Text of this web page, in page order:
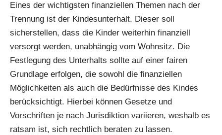
Eines der wichtigsten finanziellen Themen nach der
Trennung ist der Kindesunterhalt. Dieser soll
sicherstellen, dass die Kinder weiterhin finanziell
versorgt werden, unabhängig vom Wohnsitz. Die
Festlegung des Unterhalts sollte auf einer fairen
Grundlage erfolgen, die sowohl die finanziellen
Möglichkeiten als auch die Bedürfnisse des Kindes
berücksichtigt. Hierbei können Gesetze und
Vorschriften je nach Jurisdiktion variieren, weshalb es
ratsam ist, sich rechtlich beraten zu lassen.